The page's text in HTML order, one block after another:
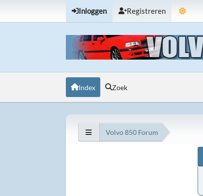
Inloggen Registreren
Index Zoek
Volvo 850 Forum